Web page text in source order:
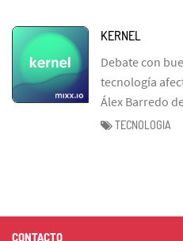
KERNEL
Debate con
tecnología
Álex Barredo
TECNOLOGIA
CONTACTO